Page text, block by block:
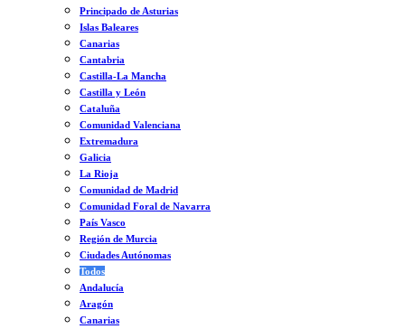
Principado de Asturias
Islas Baleares
Canarias
Cantabria
Castilla-La Mancha
Castilla y León
Cataluña
Comunidad Valenciana
Extremadura
Galicia
La Rioja
Comunidad de Madrid
Comunidad Foral de Navarra
País Vasco
Región de Murcia
Ciudades Autónomas
Todos
Andalucía
Aragón
Canarias